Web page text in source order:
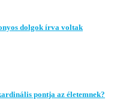
dolgok írva voltak
pontja az életemnek?